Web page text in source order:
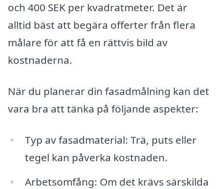
och 400 SEK per kvadratmeter. Det är
alltid bäst att begära offerter från flera
målare för att få en rättvis bild av
kostnaderna.
När du planerar din fasadmålning kan det
vara bra att tänka på följande aspekter:
Typ av fasadmaterial: Trä, puts eller
tegel kan påverka kostnaden.
Arbetsomfång: Om det krävs särskilda